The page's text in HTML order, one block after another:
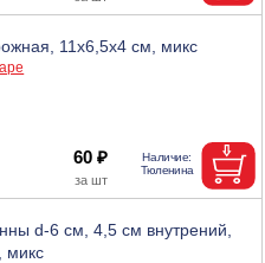
11х6,5х4 см, микс
60 ₽
d-6 см, 4,5 см внутрений,
микс